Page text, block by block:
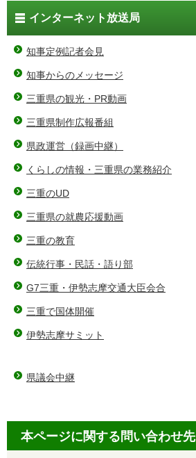
インターネット放送局
知事定例記者会見
知事からのメッセージ
三重県の観光・PR動画
三重県制作広報番組
県政運営（録画中継）
くらしの情報・三重県の業務紹介
三重のUD
三重県の就農応援動画
三重の教育
伝統行事・民話・語り部
G7三重・伊勢志摩交通大臣会合
三重で国体開催
伊勢志摩サミット
県議会中継
本ページに関する問い合わせ先